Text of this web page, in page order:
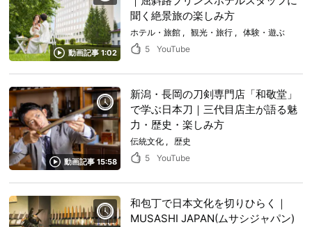
動画記事 1:02
聞く絶景旅の楽しみ方
ホテル・旅館 観光・旅行
体験・遊ぶ
5
YouTube
動画記事 15:58
新潟・長岡の刀剣専門店「和敬堂」
で学ぶ日本刀｜三代目店主が語る魅
力・歴史・楽しみ方
伝統文化
歴史
5
YouTube
和包丁で日本文化を切りひらく｜
MUSASHI JAPAN(ムサシジャパン)